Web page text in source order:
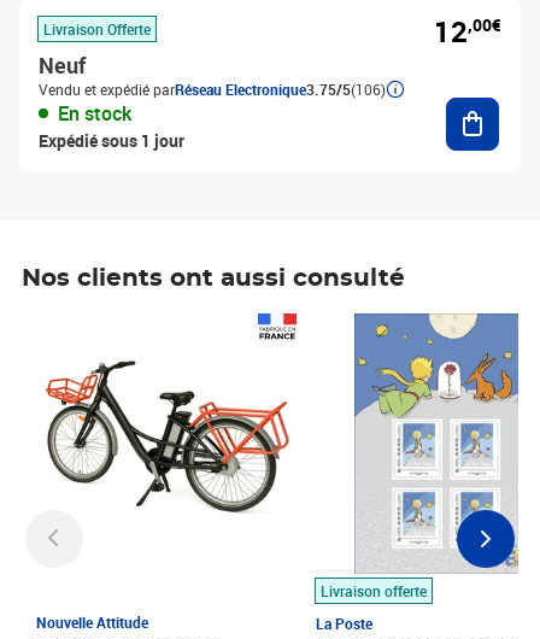
Livraison Offerte
Neuf
Vendu et expédié parRéseau Electronique3.75/5(106)
En stock
Expédié sous 1 jour
12,00€
Nos clients ont aussi consulté
Nouvelle Attitude
Livraison offerte
La Poste
Prix 7,50€